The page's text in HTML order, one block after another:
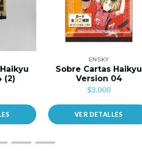
(2)
ENSKY
Sobre Cartas Haikyu
Version 04
$3.000
VER DETALLES